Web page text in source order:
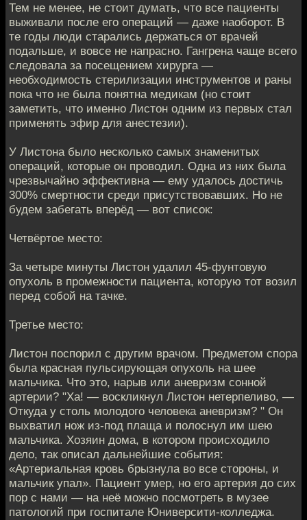
Тем не менее, не стоит думать, что все пациенты
выживали после его операций — даже наоборот. В
те годы люди старались держаться от врачей
подальше, и вовсе не напрасно. Гангрена чаще всего
следовала за посещением хирурга —
необходимость стерилизации инструментов и раны
пока что не была понятна медикам (но стоит
заметить, что именно Листон одним из первых стал
применять эфир для анестезии).
У Листона было несколько самых знаменитых
операций, которые он проводил. Одна из них была
чрезвычайно эффективна — ему удалось достичь
300% смертности среди присутствовавших. Но не
будем забегать вперёд — вот список:
Четвёртое место:
За четыре минуты Листон удалил 45-фунтовую
опухоль в промежности пациента, которую тот возил
перед собой на тачке.
Третье место:
Листон поспорил с другим врачом. Предметом спора
была красная пульсирующая опухоль на шее
мальчика. Что это, нарыв или аневризм сонной
артерии? "Ха! — воскликнул Листон нетерпеливо, —
Откуда у столь молодого человека аневризм? " Он
выхватил нож из-под плаща и полоснул им шею
мальчика. Хозяин дома, в котором происходило
дело, так описал дальнейшие события:
«Артериальная кровь брызнула во все стороны, и
мальчик упал». Пациент умер, но его артерия до сих
пор с нами — на неё можно посмотреть в музее
патологий при госпитале Юниверсити-колледжа.